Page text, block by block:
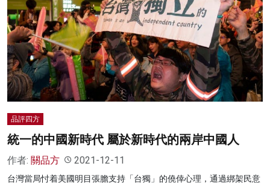
品評四方
統一的中國新時代 屬於新時代的兩岸中國人
作者: 關品方 2021-12-11
台灣當局忖着美國明目張膽支持「台獨」的僥倖心理，通過綁架民意